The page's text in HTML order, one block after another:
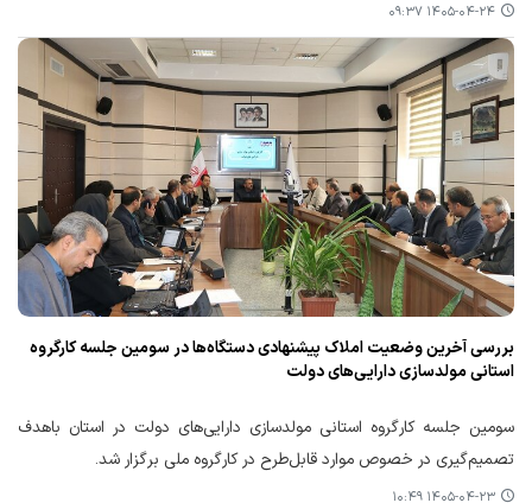
۱۴۰۵-۰۴-۲۴ ۰۹:۳۷
بررسی آخرین وضعیت املاک پیشنهادی دستگاه‌ها در سومین جلسه کارگروه
استانی مولدسازی دارایی‌های دولت
سومین جلسه کارگروه استانی مولدسازی دارایی‌های دولت در استان باهدف
تصمیم‌گیری در خصوص موارد قابل‌طرح در کارگروه ملی برگزار شد.
۱۴۰۵-۰۴-۲۳ ۱۰:۴۹